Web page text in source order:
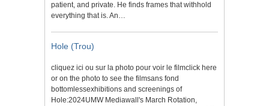
patient, and private. He finds frames that withhold
everything that is. An…
Hole (Trou)
cliquez ici ou sur la photo pour voir le filmclick here
or on the photo to see the filmsans fond
bottomlessexhibitions and screenings of
Hole:2024UMW Mediawall's March Rotation,